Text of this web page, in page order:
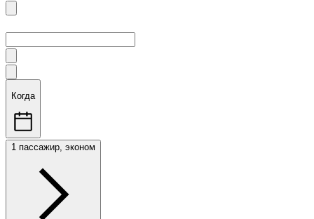
Когда
1 пассажир, эконом